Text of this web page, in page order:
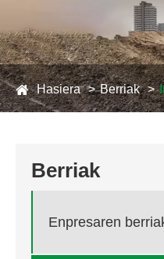
Hasiera Berriak
Berriak
Enpresaren